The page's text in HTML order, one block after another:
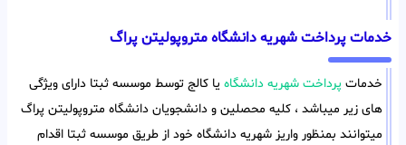
خدمات پرداخت شهریه دانشگاه متروپولیتن پراگ
خدمات پرداخت شهریه دانشگاه یا کالج توسط موسسه ثبتا دارای ویژگی
های زیر میباشد ، کلیه محصلین و دانشجویان دانشگاه متروپولیتن پراگ
میتوانند بمنظور واریز شهریه دانشگاه خود از طریق موسسه ثبتا اقدام